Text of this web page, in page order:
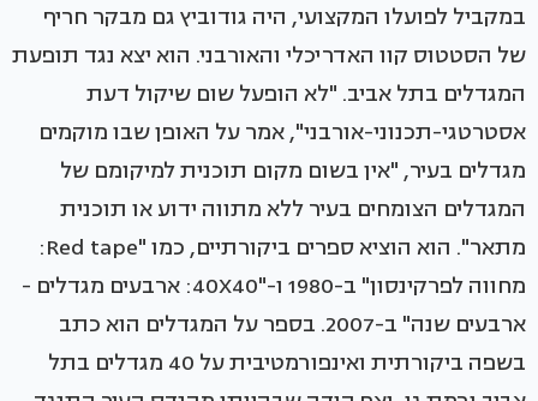
במקביל לפועלו המקצועי, היה גודוביץ גם מבקר חריף
של הסטטוס קוו האדריכלי והאורבני. הוא יצא נגד תופעת
המגדלים בתל אביב. "לא הופעל שום שיקול דעת
אסטרטגי-תכנוני-אורבני", אמר על האופן שבו מוקמים
מגדלים בעיר, "אין בשום מקום תוכנית למיקומם של
המגדלים הצומחים בעיר ללא מתווה ידוע או תוכנית
מתאר". הוא הוציא ספרים ביקורתיים, כמו "Red tape:
מחווה לפרקינסון" ב-1980 ו-"40X40: ארבעים מגדלים -
ארבעים שנה" ב-2007. בספר על המגדלים הוא כתב
בשפה ביקורתית ואינפורמטיבית על 40 מגדלים בתל